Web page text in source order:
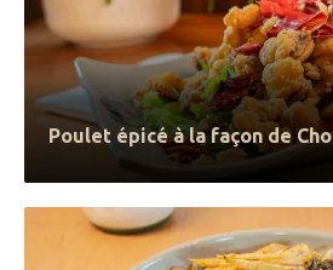
Poulet épicé à la façon de